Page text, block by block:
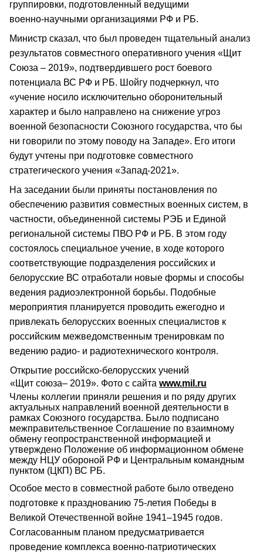
группировки, подготовленный ведущими
военно‑научными организациями РФ и РБ.
Министр сказал, что был проведен тщательный анализ
результатов совместного оперативного учения «Щит
Союза – 2019», подтвердившего рост боевого
потенциала ВС РФ и РБ. Шойгу подчеркнул, что
«учение носило исключительно оборонительный
характер и было направлено на снижение угроз
военной безопасности Союзного государства, что бы
ни говорили по этому поводу на Западе». Его итоги
будут учтены при подготовке совместного
стратегического учения «Запад‑2021».
На заседании были приняты постановления по
обеспечению развития совместных военных систем, в
частности, объединенной системы РЭБ и Единой
региональной системы ПВО РФ и РБ. В этом году
состоялось специальное учение, в ходе которого
соответствующие подразделения российских и
белорусские ВС отработали новые формы и способы
ведения радиоэлектронной борьбы. Подобные
мероприятия планируется проводить ежегодно и
привлекать белорусских военных специалистов к
российским межведомственным тренировкам по
ведению радио- и радиотехнического контроля.
Открытие российско-белорусских учений
«Щит союза– 2019». Фото с сайта www.mil.ru
Члены коллегии приняли решения и по ряду других
актуальных направлений военной деятельности в
рамках Союзного государства. Было подписано
межправительственное Соглашение по взаимному
обмену геопространственной информацией и
утверждено Положение об информационном обмене
между НЦУ обороной РФ и Центральным командным
пунктом (ЦКП) ВС РБ.
Особое место в совместной работе было отведено
подготовке к празднованию 75‑летия Победы в
Великой Отечественной войне 1941–1945 годов.
Согласованным планом предусматривается
проведение комплекса военно‑патриотических